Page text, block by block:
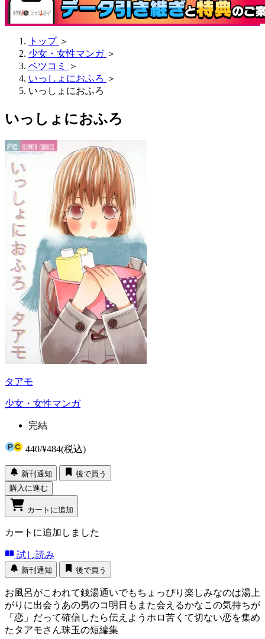
トップ ＞
少女・女性マンガ ＞
ベツコミ
＞
いっしょにおふろ ＞
いっしょにおふろ
いっしょにおふろ
タアモ
少女・女性マンガ
完結
440/¥484(税込)
新刊通知
後で買う
購入に進む
カートに追加
カートに追加しました
試し読み
新刊通知 後で買う
お風呂がこわれて銭湯通いでもちょっぴり楽しみなのは湯上
がりに出会うあの男のコ明日もまた会えるかなこの気持ちが
「恋」だって確信したら伝えようホロ苦くて切ない恋を集め
たタアモさん珠玉の短編集